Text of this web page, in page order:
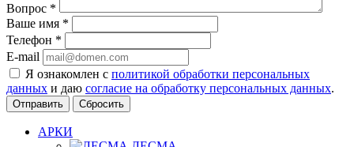
Вопрос *
Ваше имя *
Телефон *
E-mail
Я ознакомлен с политикой обработки персональных
данных и даю согласие на обработку персональных данных.
Сбросить
АРКИ